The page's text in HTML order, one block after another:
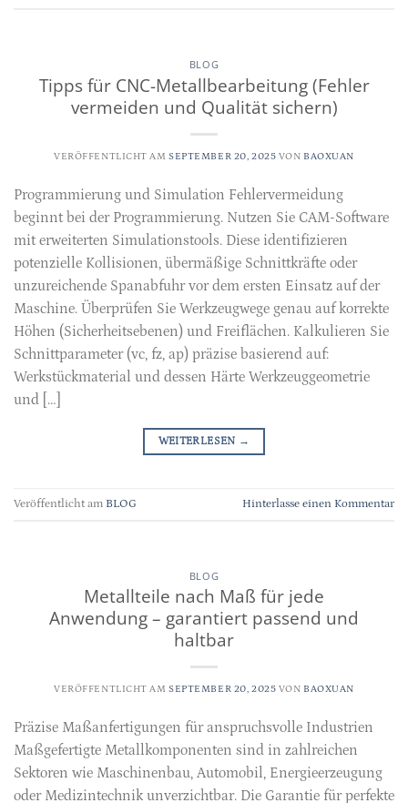
BLOG
Tipps für CNC-Metallbearbeitung (Fehler
vermeiden und Qualität sichern)
VERÖFFENTLICHT AMSEPTEMBER 20, 2025 VON BAOXUAN
Programmierung und Simulation Fehlervermeidung
beginnt bei der Programmierung. Nutzen Sie CAM-Software
mit erweiterten Simulationstools. Diese identifizieren
potenzielle Kollisionen, übermäßige Schnittkräfte oder
unzureichende Spanabfuhr vor dem ersten Einsatz auf der
Maschine. Überprüfen Sie Werkzeugwege genau auf korrekte
Höhen (Sicherheitsebenen) und Freiflächen. Kalkulieren Sie
Schnittparameter (vc, fz, ap) präzise basierend auf:
Werkstückmaterial und dessen Härte Werkzeuggeometrie
und […]
WEITERLESEN →
Veröffentlicht am BLOG Hinterlasse einen Kommentar
BLOG
Metallteile nach Maß für jede
Anwendung – garantiert passend und
haltbar
VERÖFFENTLICHT AMSEPTEMBER 20, 2025 VON BAOXUAN
Präzise Maßanfertigungen für anspruchsvolle Industrien
Maßgefertigte Metallkomponenten sind in zahlreichen
Sektoren wie Maschinenbau, Automobil, Energieerzeugung
oder Medizintechnik unverzichtbar. Die Garantie für perfekte